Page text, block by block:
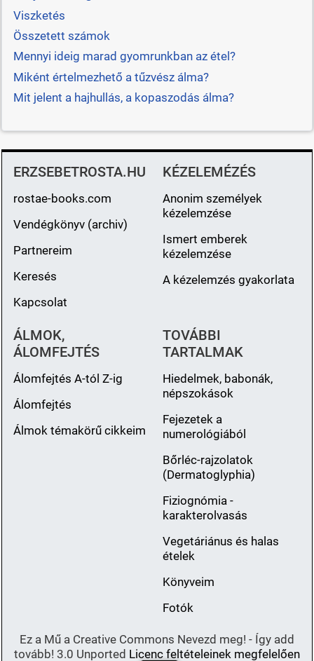
Viszketés
Összetett számok
Mennyi ideig marad gyomrunkban az étel?
Miként értelmezhető a tűzvész álma?
Mit jelent a hajhullás, a kopaszodás álma?
ERZSEBETROSTA.HU
rostae-books.com
Vendégkönyv (archiv)
Partnereim
Keresés
Kapcsolat
KÉZELEMÉZÉS
Anonim személyek
kézelemzése
Ismert emberek
kézelemzése
A kézelemzés gyakorlata
ÁLMOK,
ÁLOMFEJTÉS
Álomfejtés A-tól Z-ig
Álomfejtés
Álmok témakörű cikkeim
TOVÁBBI
TARTALMAK
Hiedelmek, babonák,
népszokások
Fejezetek a
numerológiából
Bőrléc-rajzolatok
(Dermatoglyphia)
Fiziognómia -
karakterolvasás
Vegetáriánus és halas
ételek
Könyveim
Fotók
Ez a Mű a Creative Commons Nevezd meg! - Így add
tovább! 3.0 Unported Licenc feltételeinek megfelelően